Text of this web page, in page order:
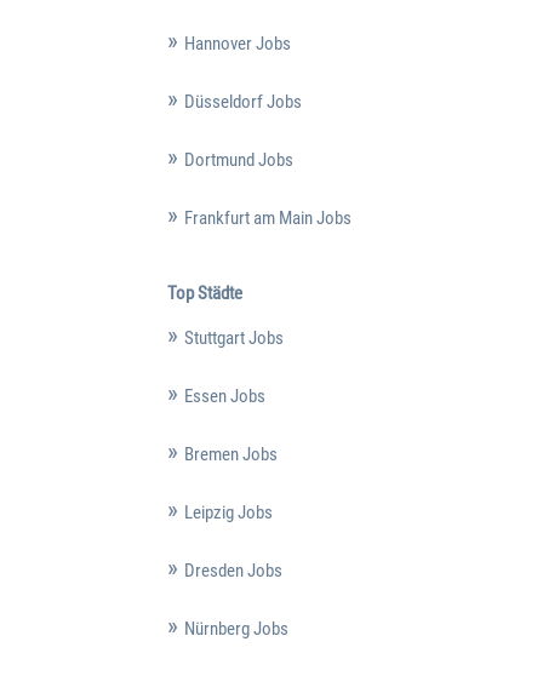
Hannover Jobs
Düsseldorf Jobs
Dortmund Jobs
Frankfurt am Main Jobs
Top Städte
Stuttgart Jobs
Essen Jobs
Bremen Jobs
Leipzig Jobs
Dresden Jobs
Nürnberg Jobs